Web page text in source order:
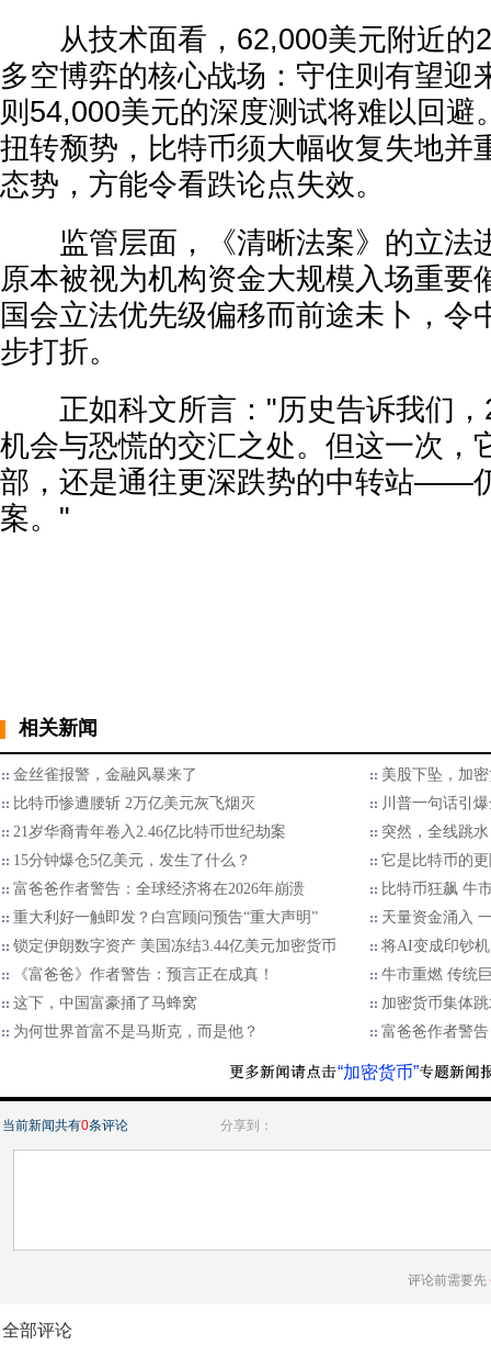
从技术面看，62,000美元附近的
多空博弈的核心战场：守住则有望迎
则54,000美元的深度测试将难以回避
扭转颓势，比特币须大幅收复失地并
态势，方能令看跌论点失效。
监管层面，《清晰法案》的立法
原本被视为机构资金大规模入场重要
国会立法优先级偏移而前途未卜，令
步打折。
正如科文所言："历史告诉我们，
机会与恐慌的交汇之处。但这一次，
部，还是通往更深跌势的中转站——
案。"
相关新闻
金丝雀报警，金融风暴来了
美股下坠，加
比特币惨遭腰斩 2万亿美元灰飞烟灭
川普一句话引
21岁华裔青年卷入2.46亿比特币世纪劫案
突然，全线跳
15分钟爆仓5亿美元，发生了什么？
它是比特币的
富爸爸作者警告：全球经济将在2026年崩溃
比特币狂飙 牛
重大利好一触即发？白宫顾问预告“重大声明”
天量资金涌入
锁定伊朗数字资产 美国冻结3.44亿美元加密货币
将AI变成印钞
《富爸爸》作者警告：预言正在成真！
牛市重燃 传统
这下，中国富豪捅了马蜂窝
加密货币集体
为何世界首富不是马斯克，而是他？
富爸爸作者警
“加密货币”
当前新闻共有0条评论 分享到：
评论前需要先
全部评论